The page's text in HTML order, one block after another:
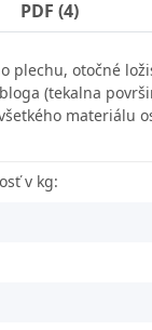
PDF (4)
plechu, otočné
(tekalna
materiálu
v kg: